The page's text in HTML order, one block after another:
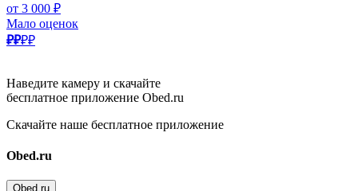
от 3 000 ₽
Мало оценок
₽₽₽₽
Наведите камеру и скачайте
бесплатное приложение Obed.ru
Скачайте наше бесплатное приложение
Obed.ru
Obed.ru